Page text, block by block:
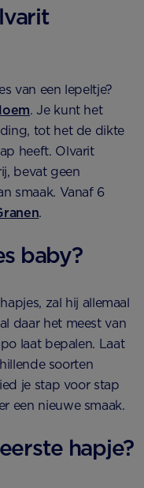
van een lepeltje?
. Je kunt het
tot het de dikte
heeft. Olvarit
bevat geen
smaak. Vanaf 6
.
baby?
zal hij allemaal
daar het meest van
laat bepalen. Laat
soorten
je stap voor stap
een nieuwe smaak.
hapje?